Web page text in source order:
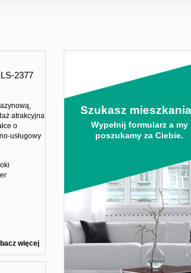
2377
atrakcyjna
o
usługowy
więcej
Szukasz
Wypełnij formularz a my
poszukamy za Ciebie.